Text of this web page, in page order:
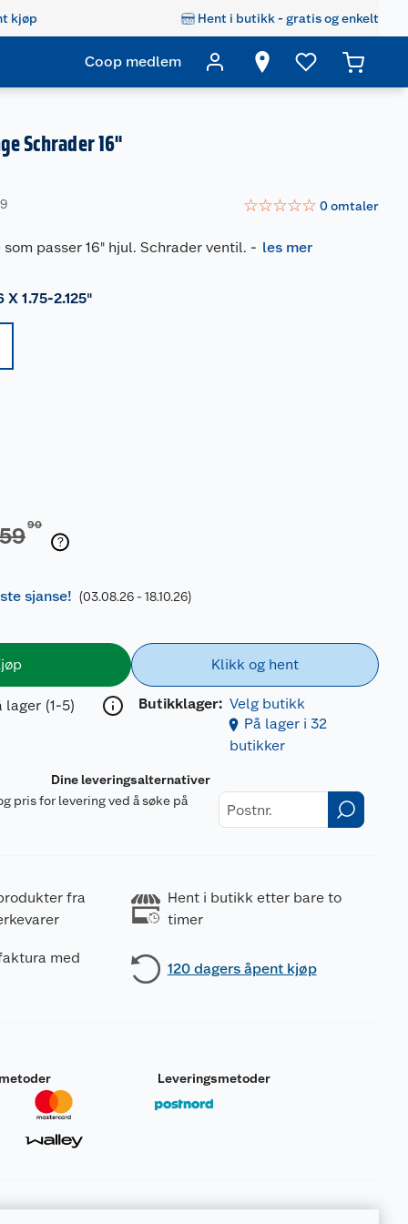
kjøp Hent i butikk - gratis og enkelt
Coop medlem
Schrader 16"
☆☆☆☆☆ 0omtaler
passer 16" hjul. Schrader ventil. - les mer
X 1.75-2.125"
90
sjanse! (03.08.26 - 18.10.26)
lager (1-5)
Klikk og hent
Butikklager: Velg butikk
På lager i 32
butikker
Dine leveringsalternativer
pris for levering ved å søke på
fra
Hent i butikk etter bare to
timer
med
120 dagers åpent kjøp
Leveringsmetoder